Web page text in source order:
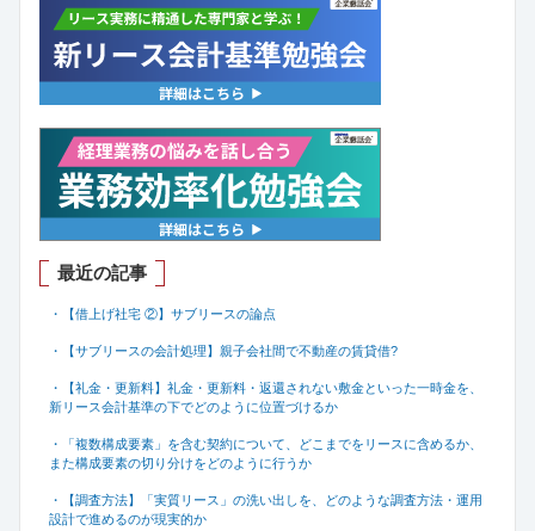
最近の記事
・【借上げ社宅 ②】サブリースの論点
・【サブリースの会計処理】親子会社間で不動産の賃貸借?
・【礼金・更新料】礼金・更新料・返還されない敷金といった一時金を、
新リース会計基準の下でどのように位置づけるか
・「複数構成要素」を含む契約について、どこまでをリースに含めるか、
また構成要素の切り分けをどのように行うか
・【調査方法】「実質リース」の洗い出しを、どのような調査方法・運用
設計で進めるのが現実的か